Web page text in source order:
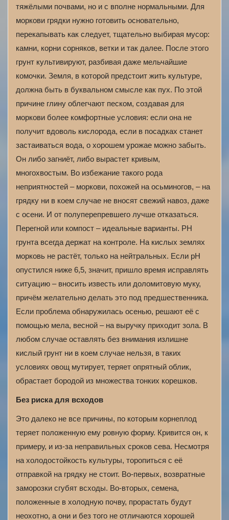
тяжёлыми почвами, но и с вполне нормальными. Для
моркови грядки нужно готовить основательно,
перекапывать как следует, тщательно выбирая мусор:
камни, корни сорняков, ветки и так далее. После этого
грунт культивируют, разбивая даже мельчайшие
комочки. Земля, в которой предстоит жить культуре,
должна быть в буквальном смысле как пух. По этой
причине глину облегчают песком, создавая для
моркови более комфортные условия: если она не
получит вдоволь кислорода, если в посадках станет
застаиваться вода, о хорошем урожае можно забыть.
Он либо загниёт, либо вырастет кривым,
многохвостым. Во избежание такого рода
неприятностей – моркови, похожей на осьминогов, – на
грядку ни в коем случае не вносят свежий навоз, даже
с осени. И от полуперепревшего лучше отказаться.
Перегной или компост – идеальные варианты. РН
грунта всегда держат на контроле. На кислых землях
морковь не растёт, только на нейтральных. Если рН
опустился ниже 6,5, значит, пришло время исправлять
ситуацию – вносить известь или доломитовую муку,
причём желательно делать это под предшественника.
Если проблема обнаружилась осенью, решают её с
помощью мела, весной – на выручку приходит зола. В
любом случае оставлять без внимания излишне
кислый грунт ни в коем случае нельзя, в таких
условиях овощ мутирует, теряет опрятный облик,
обрастает бородой из множества тонких корешков.
Без риска для всходов
Это далеко не все причины, по которым корнеплод
теряет положенную ему ровную форму. Кривится он, к
примеру, и из-за неправильных сроков сева. Несмотря
на холодостойкость культуры, торопиться с её
отправкой на грядку не стоит. Во-первых, возвратные
заморозки сгубят всходы. Во-вторых, семена,
положенные в холодную почву, прорастать будут
неохотно, а они и без того не отличаются хорошей